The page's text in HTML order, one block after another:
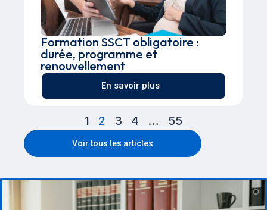
Formation SSCT obligatoire :
durée, programme et
renouvellement
En savoir plus
1 2 3 4 … 55
Voir tous les articles